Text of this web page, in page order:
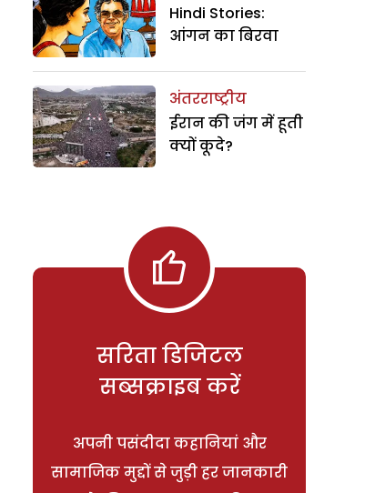
Hindi Stories:
आंगन का बिरवा
अंतरराष्ट्रीय
ईरान की जंग में हूती
क्यों कूदे?
सरिता डिजिटल
सब्सक्राइब करें
अपनी पसंदीदा कहानियां और
सामाजिक मुद्दों से जुड़ी हर जानकारी